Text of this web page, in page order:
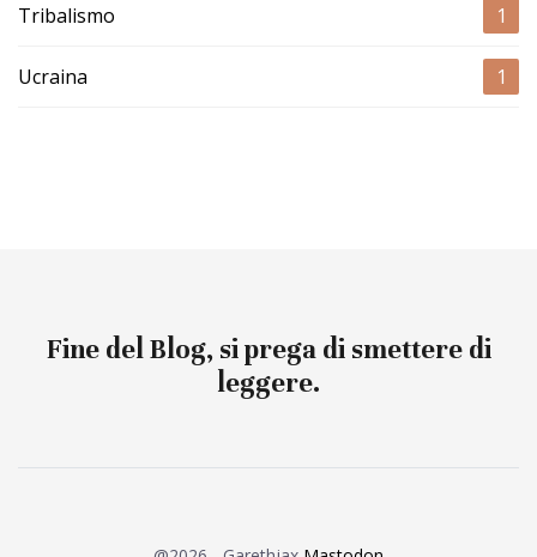
Tribalismo 1
Ucraina 1
Fine del Blog, si prega di smettere di
leggere.